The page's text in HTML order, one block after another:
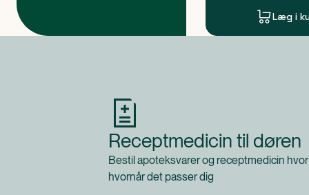
Læg i
Receptmedicin til døren
Bestil apoteksvarer og receptmedicin
hvornår det passer dig